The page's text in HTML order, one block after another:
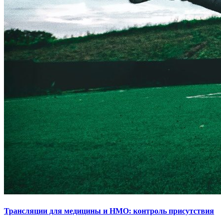
Трансляции для медицины и НМО: контроль присутствия